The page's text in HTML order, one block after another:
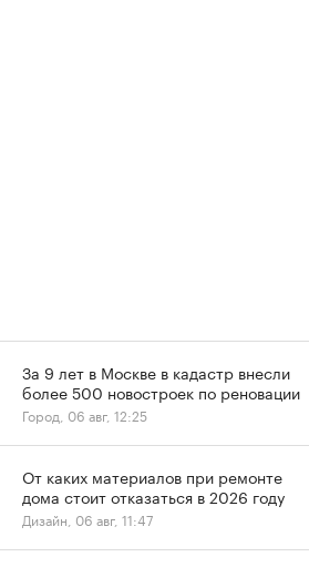
За 9 лет в Москве в кадастр внесли
более 500 новостроек по реновации
Город, 06 авг, 12:25
От каких материалов при ремонте
дома стоит отказаться в 2026 году
Дизайн, 06 авг, 11:47